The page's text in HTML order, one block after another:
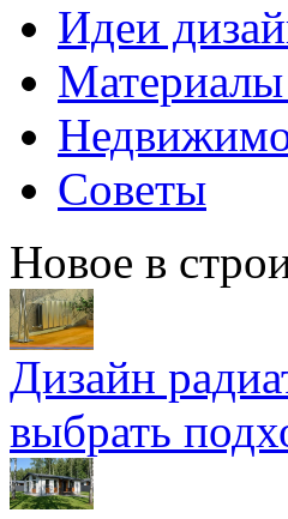
Идеи
Советы
Новое в
Дизайн
выбрать